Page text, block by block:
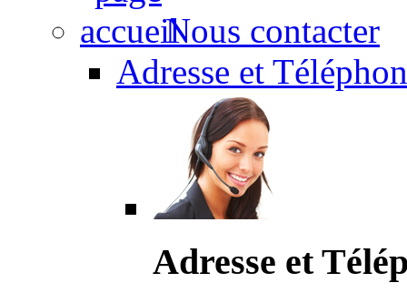
Nous contacter
Adresse et
Adresse et